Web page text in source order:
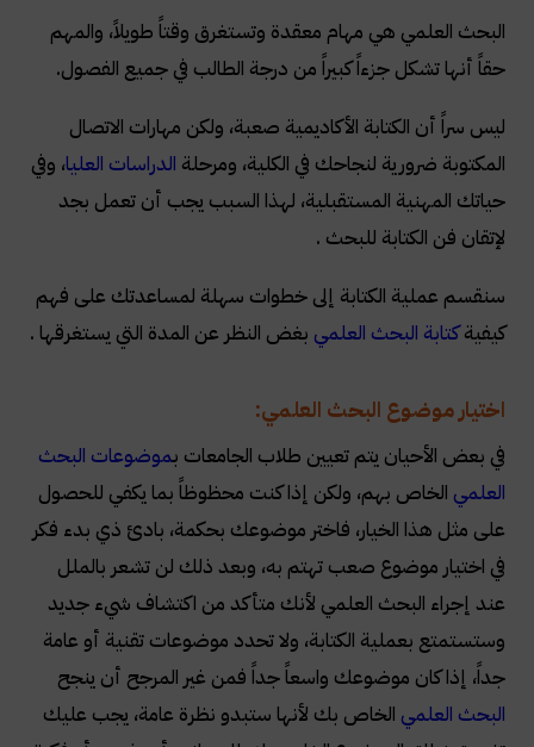
البحث العلمي هي مهام معقدة وتستغرق وقتاً طويلاً، والمهم
حقاً أنها تشكل جزءاً كبيراً من درجة الطالب في جميع الفصول.
ليس سراً أن الكتابة الأكاديمية صعبة، ولكن مهارات الاتصال
المكتوبة ضرورية لنجاحك في الكلية، ومرحلة الدراسات العليا، وفي
حياتك المهنية المستقبلية، لهذا السبب يجب أن تعمل بجد
لإتقان فن الكتابة للبحث .
سنقسم عملية الكتابة إلى خطوات سهلة لمساعدتك على فهم
كيفيةكتابة البحث العلمي بغض النظر عن المدة التي يستغرقها .
اختيار موضوع البحث العلمي:
في بعض الأحيان يتم تعيين طلاب الجامعات بموضوعات البحث
العلمي الخاص بهم، ولكن إذا كنت محظوظاً بما يكفي للحصول
على مثل هذا الخيار، فاختر موضوعك بحكمة، بادئ ذي بدء فكر
في اختيار موضوع صعب تهتم به، وبعد ذلك لن تشعر بالملل
عند إجراء البحث العلمي لأنك متأكد من اكتشاف شيء جديد
وستستمتع بعملية الكتابة، ولا تحدد موضوعات تقنية أو عامة
جداً، إذا كان موضوعك واسعاً جداً فمن غير المرجح أن ينجح
البحث العلمي الخاص بك لأنها ستبدو نظرة عامة، يجب عليك